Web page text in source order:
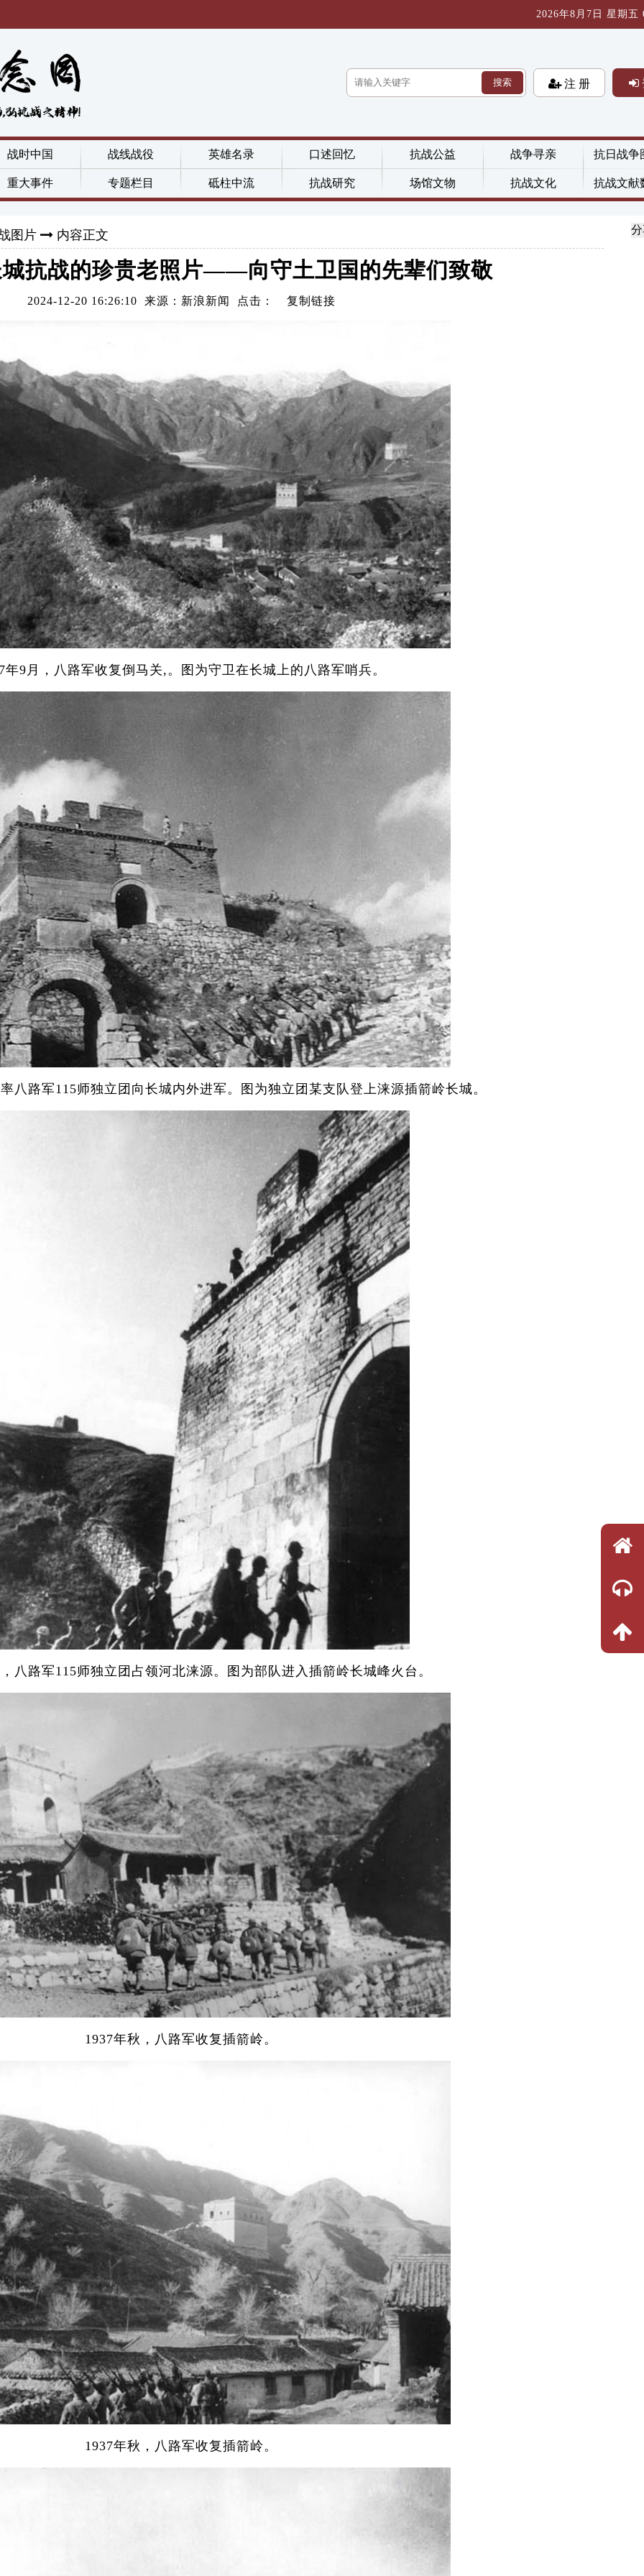
2026年8月7日 星期五
搜索 注 册
战时中国 战线战役 英雄名录 口述回忆 抗战公益 战争寻亲 抗日战争
重大事件 专题栏目 砥柱中流 抗战研究 场馆文物 抗战文化 抗战文献
图片 内容正文
抗战的珍贵老照片——向守土卫国的先辈们致敬
2024-12-20 16:26:10 来源：新浪新闻 点击： 复制链接
年9月，八路军收复倒马关,。图为守卫在长城上的八路军哨兵。
八路军115师独立团向长城内外进军。图为独立团某支队登上涞源插箭岭长城。
八路军115师独立团占领河北涞源。图为部队进入插箭岭长城峰火台。
1937年秋，八路军收复插箭岭。
1937年秋，八路军收复插箭岭。